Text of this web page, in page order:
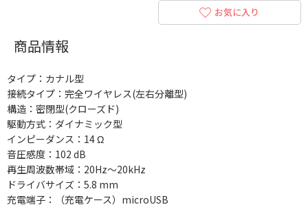
お気に入り
商品情報
タイプ：カナル型
接続タイプ：完全ワイヤレス(左右分離型)
構造：密閉型(クローズド)
駆動方式：ダイナミック型
インピーダンス：14 Ω
音圧感度：102 dB
再生周波数帯域：20Hz～20kHz
ドライバサイズ：5.8 mm
充電端子：（充電ケース）microUSB